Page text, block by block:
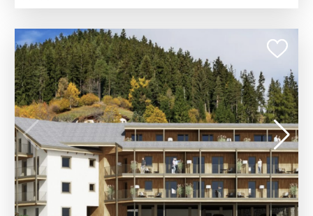
ITÁLIE | NOVA LEVANTE
325 000 - 830 000 €